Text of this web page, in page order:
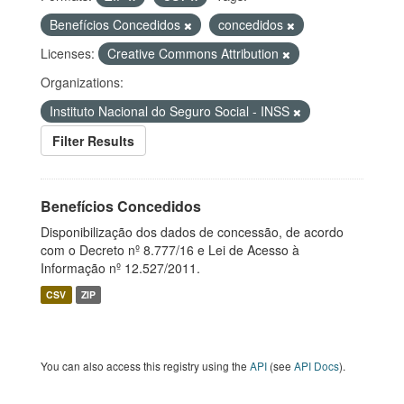
Benefícios Concedidos
concedidos
Licenses:
Creative Commons Attribution
Organizations:
Instituto Nacional do Seguro Social - INSS
Filter Results
Benefícios Concedidos
Disponibilização dos dados de concessão, de acordo
com o Decreto nº 8.777/16 e Lei de Acesso à
Informação nº 12.527/2011.
CSV ZIP
You can also access this registry using the API (see API Docs).